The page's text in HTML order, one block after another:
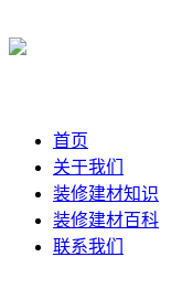
首页
关于我们
装修建材知识
装修建材百科
联系我们